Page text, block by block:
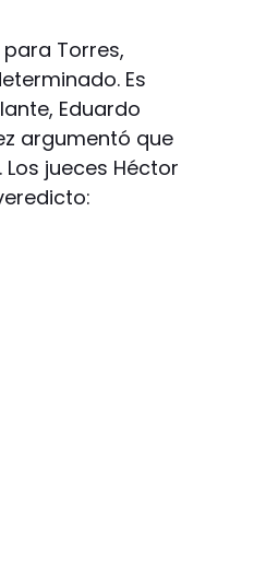
Torres,
Es
Eduardo
argumentó que
jueces Héctor